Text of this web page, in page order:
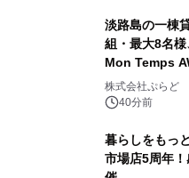
淡路島の一棟
組・最大8名
Mon Temps
株式会社ぷらど
40分前
暮らしをもっ
市場店5周年